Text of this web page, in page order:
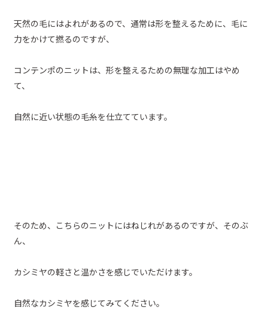
天然の毛にはよれがあるので、通常は形を整えるために、毛に
力をかけて撚るのですが、
コンテンポのニットは、形を整えるための無理な加工はやめ
て、
自然に近い状態の毛糸を仕立てています。
そのため、こちらのニットにはねじれがあるのですが、そのぶ
ん、
カシミヤの軽さと温かさを感じでいただけます。
自然なカシミヤを感じてみてください。